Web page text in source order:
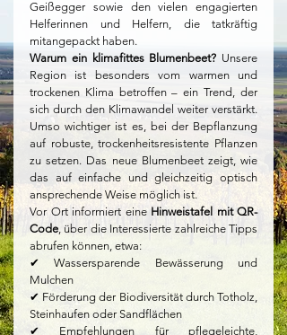
Geißegger sowie den vielen engagierten
Helferinnen und Helfern, die tatkräftig
mitangepackt haben.
Warum ein klimafittes Blumenbeet? Unsere
Region ist besonders vom warmen und
trockenen Klima betroffen – ein Trend, der
sich durch den Klimawandel weiter verstärkt.
Umso wichtiger ist es, bei der Bepflanzung
auf robuste, trockenheitsresistente Pflanzen
zu setzen. Das neue Blumenbeet zeigt, wie
das auf einfache und gleichzeitig optisch
ansprechende Weise möglich ist.
Vor Ort informiert eine Hinweistafel mit QR-
Code, über die Interessierte zahlreiche Tipps
abrufen können, etwa:
✔ Wassersparende Bewässerung und
Mulchen
✔ Förderung der Biodiversität durch Totholz,
Steinhaufen oder Sandflächen
✔ Empfehlungen für pflegeleichte,